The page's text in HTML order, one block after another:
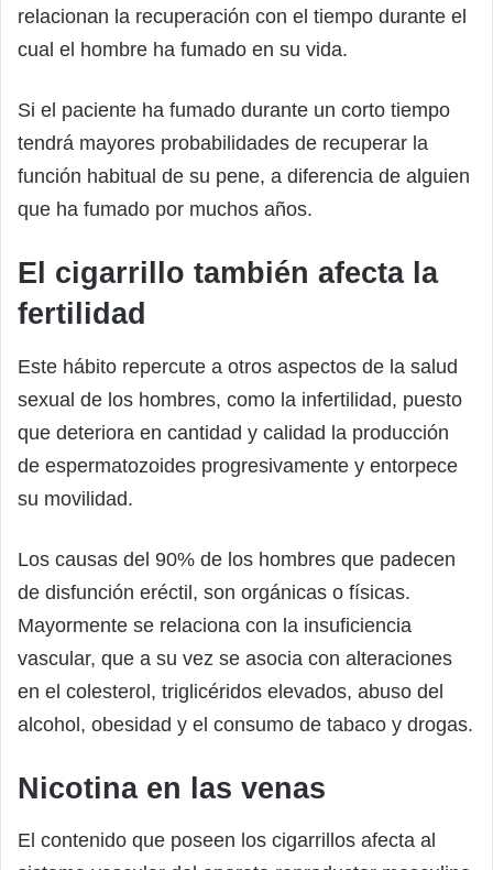
relacionan la recuperación con el tiempo durante el
cual el hombre ha fumado en su vida.
Si el paciente ha fumado durante un corto tiempo
tendrá mayores probabilidades de recuperar la
función habitual de su pene, a diferencia de alguien
que ha fumado por muchos años.
El cigarrillo también afecta la
fertilidad
Este hábito repercute a otros aspectos de la salud
sexual de los hombres, como la infertilidad, puesto
que deteriora en cantidad y calidad la producción
de espermatozoides progresivamente y entorpece
su movilidad.
Los causas del 90% de los hombres que padecen
de disfunción eréctil, son orgánicas o físicas.
Mayormente se relaciona con la insuficiencia
vascular, que a su vez se asocia con alteraciones
en el colesterol, triglicéridos elevados, abuso del
alcohol, obesidad y el consumo de tabaco y drogas.
Nicotina en las venas
El contenido que poseen los cigarrillos afecta al